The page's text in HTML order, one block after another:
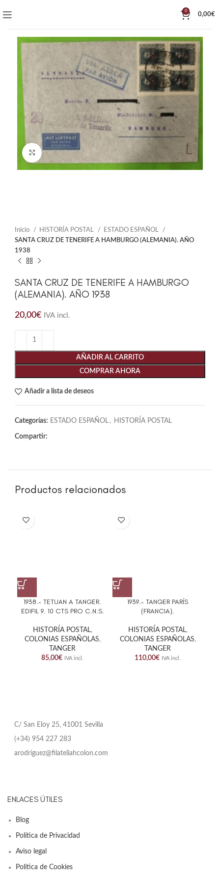
0
0,00€
Click to enlarge
Inicio HISTORÍA POSTAL
ESTADO ESPAÑOL
SANTA CRUZ DE TENERIFE A HAMBURGO (ALEMANIA). AÑO
1938
SANTA CRUZ DE TENERIFE A HAMBURGO
(ALEMANIA). AÑO 1938
20,00€ IVA incl.
AÑADIR AL CARRITO
COMPRAR AHORA
Añadir a lista de deseos
Categorías: ESTADO ESPAÑOL , HISTORÍA POSTAL
Compartir:
Productos relacionados
1938.- TETUAN A TANGER.
EDIFIL 9. 10 CTS PRO C.N.S.
HISTORÍA POSTAL,
COLONIAS ESPAÑOLAS,
TANGER
85,00€ IVA incl.
1939.- TANGER PARÍS
(FRANCIA).
HISTORÍA POSTAL,
COLONIAS ESPAÑOLAS,
TANGER
110,00€ IVA incl.
C/ San Eloy 25, 41001 Sevilla
(+34) 954 227 283
arodriguez@filateliahcolon.com
ENLACES ÚTILES
Blog
Política de Privacidad
Aviso legal
Política de Cookies